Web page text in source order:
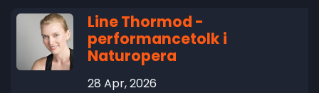
Line Thormod -
performancetolk i
Naturopera
28 Apr, 2026